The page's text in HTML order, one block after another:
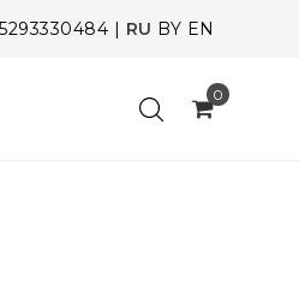
| RU BY EN
0